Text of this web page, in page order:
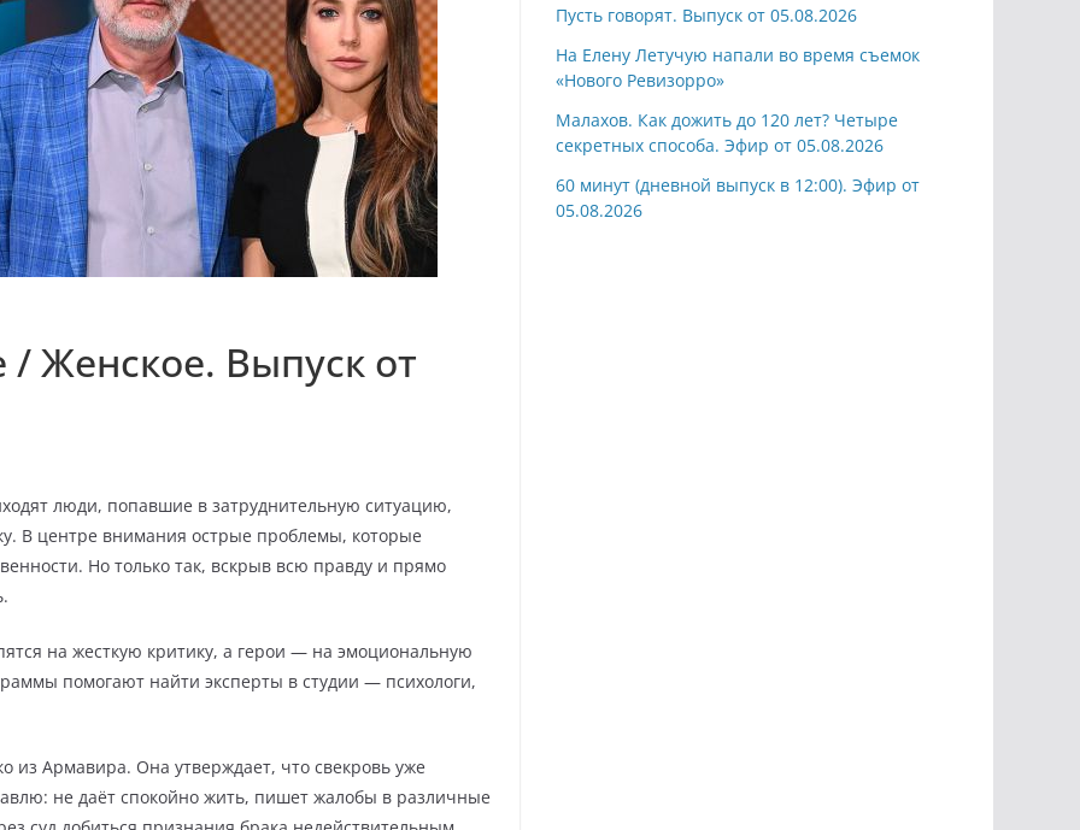
Женское. Выпуск от
люди, попавшие в затруднительную ситуацию,
В центре внимания острые проблемы, которые
Но только так, вскрыв всю правду и прямо
на жесткую критику, а герои — на эмоциональную
помогают найти эксперты в студии — психологи,
из Армавира. Она утверждает, что свекровь уже
не даёт спокойно жить, пишет жалобы в различные
Пусть говорят. Выпуск от 05.08.2026
На Елену Летучую напали во время съемок
«Нового Ревизорро»
Малахов. Как дожить до 120 лет? Четыре
секретных способа. Эфир от 05.08.2026
60 минут (дневной выпуск в 12:00). Эфир от
05.08.2026